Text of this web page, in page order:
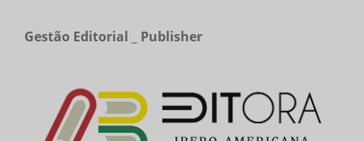
Gestão Editorial _ Publisher